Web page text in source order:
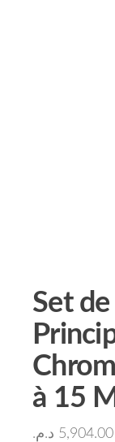
Set
à 15
5,904.00 د.م.